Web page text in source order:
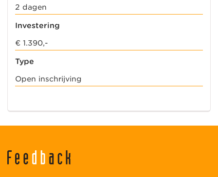
2 dagen
Investering
€ 1.390,-
Type
Open inschrijving